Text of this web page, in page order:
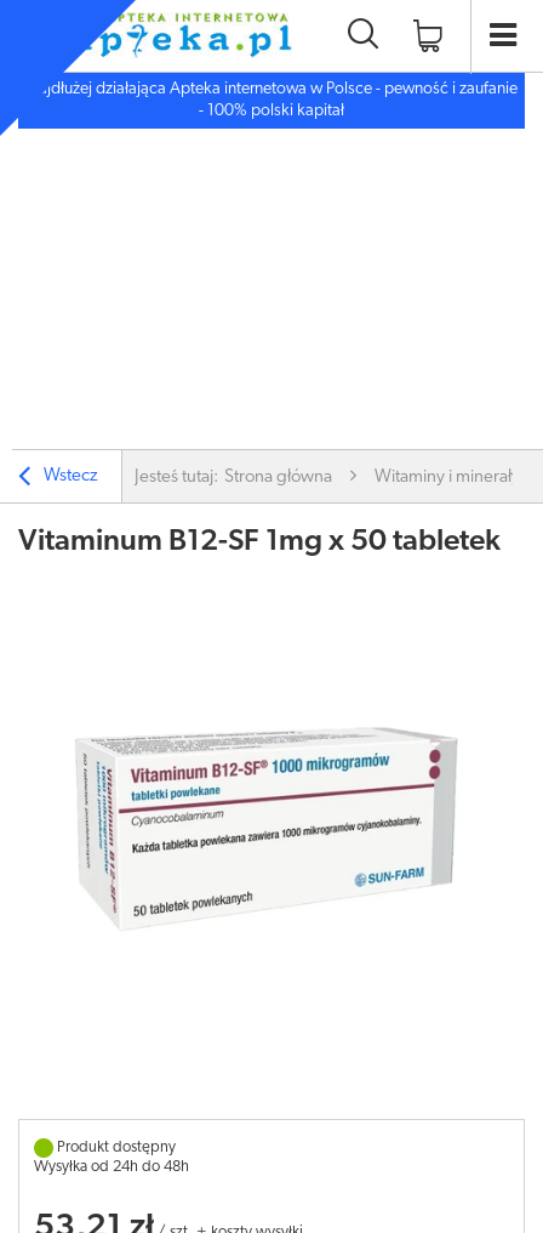
Najdłużej działająca Apteka internetowa w Polsce - pewność i zaufanie
- 100% polski kapitał
Wstecz Jesteś tutaj: Strona główna Witaminy i minerały
Vitaminum B12-SF 1mg x 50 tabletek
Produkt dostępny
Wysyłka od 24h do 48h